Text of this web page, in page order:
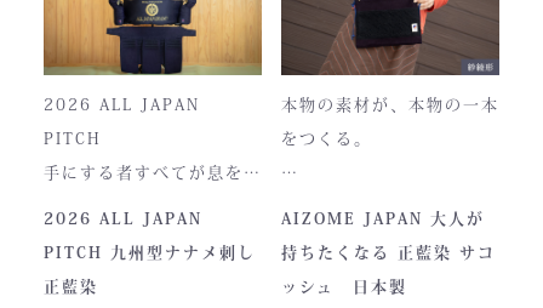
2026 ALL JAPAN
PITCH
手にする者すべてが息をの
度着けた者にしかわからな
い、“本物”の存在感。ALL
2026 ALL JAPAN
PITCH 九州型ナナメ刺し
正藍染
本物の素材が、本物の一本
をつくる。
本製品は、日本が誇る伝統
素材「正藍染生地」を使用
し、熊本の製作拠点にて一
AIZOME JAPAN 大人が
持ちたくなる 正藍染 サコ
ッシュ 日本製